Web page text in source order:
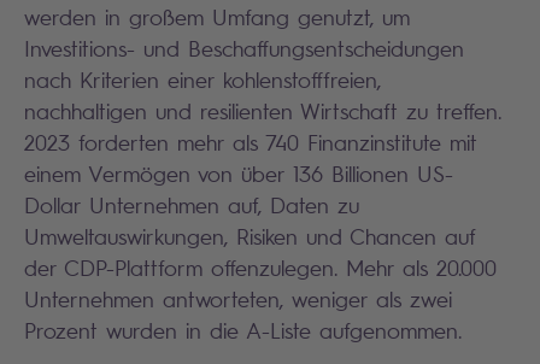
werden in großem Umfang genutzt, um
Investitions- und Beschaffungsentscheidungen
nach Kriterien einer kohlenstofffreien,
nachhaltigen und resilienten Wirtschaft zu treffen.
2023 forderten mehr als 740 Finanzinstitute mit
einem Vermögen von über 136 Billionen US-
Dollar Unternehmen auf, Daten zu
Umweltauswirkungen, Risiken und Chancen auf
der CDP-Plattform offenzulegen. Mehr als 20.000
Unternehmen antworteten, weniger als zwei
Prozent wurden in die A-Liste aufgenommen.